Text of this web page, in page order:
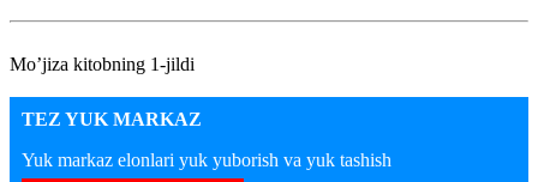
Mo’jiza kitobning 1-jildi
TEZ YUK MARKAZ
Yuk markaz elonlari yuk yuborish va yuk tashish